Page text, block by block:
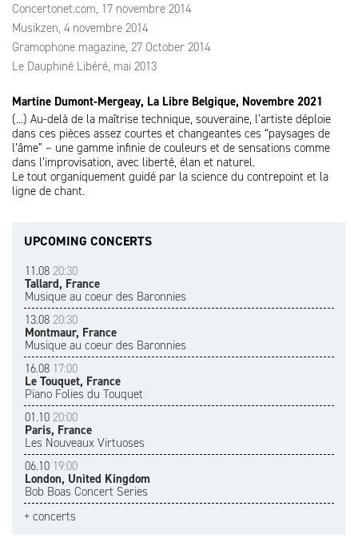
Concertonet.com, 17 novembre 2014
Musikzen, 4 novembre 2014
Gramophone magazine, 27 October 2014
Le Dauphiné Libéré, mai 2013
Martine Dumont-Mergeay, La Libre Belgique, Novembre 2021
(...) Au-delà de la maîtrise technique, souveraine, l’artiste déploie
dans ces pièces assez courtes et changeantes ces “paysages de
l’âme” – une gamme infinie de couleurs et de sensations comme
dans l’improvisation, avec liberté, élan et naturel.
Le tout organiquement guidé par la science du contrepoint et la
ligne de chant.
UPCOMING CONCERTS
11.08 20:30
Tallard, France
Musique au coeur des Baronnies
13.08 20:30
Montmaur, France
Musique au coeur des Baronnies
16.08 17:00
Le Touquet, France
Piano Folies du Touquet
01.10 20:00
Paris, France
Les Nouveaux Virtuoses
06.10 19:00
London, United Kingdom
Bob Boas Concert Series
+ concerts